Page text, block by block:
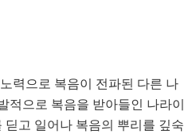
력으로 복음이 전파된 다른 나
적으로 복음을 받아들인 나라이
딛고 일어나 복음의 뿌리를 깊숙